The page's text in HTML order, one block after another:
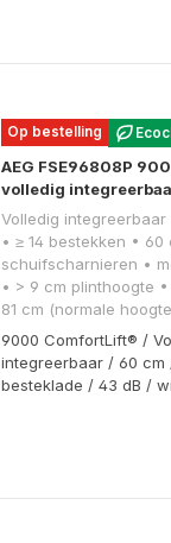
Op bestelling
AEG FSE96808P
volledig
Volledig integreerbaar • A • stil (≤ 43 dB)
• ≥ 14 bestekken • 60 cm breed •
schuifscharnieren • met resttijdsindicator
• > 9 cm plinthoogte • 7 programma's •
81 cm (normale
9000 ComfortLift®​ /
integreerbaar / 60 cm
besteklade / 43 dB /